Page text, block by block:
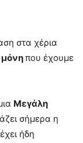
στα χέρια
μόνηπου έχουμε
Μεγάλη
σήμερα η
ήδη